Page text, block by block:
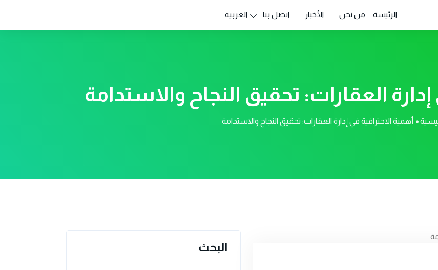
الرئيسة من نحن الأخبار اتصل بنا العربية
إدارة العقارات: تحقيق النجاح والاستدامة
أهمية الاحترافية في إدارة العقارات: تحقيق النجاح والاستدامة
البحث